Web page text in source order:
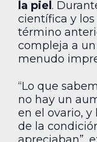
la piel.
científica y
término
compleja a
menudo
“Lo que
no hay un
en el ovario, y
de la